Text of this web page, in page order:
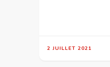
2 JUILLET 2021